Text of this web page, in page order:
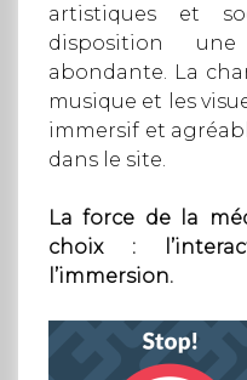
artistiques et
disposition
abondante. La
musique et les
immersif et
dans le site.
La force de la
choix :
l’immersion.